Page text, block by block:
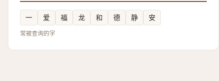
一 爱 福 龙 和 德 静 安
常被查询的字